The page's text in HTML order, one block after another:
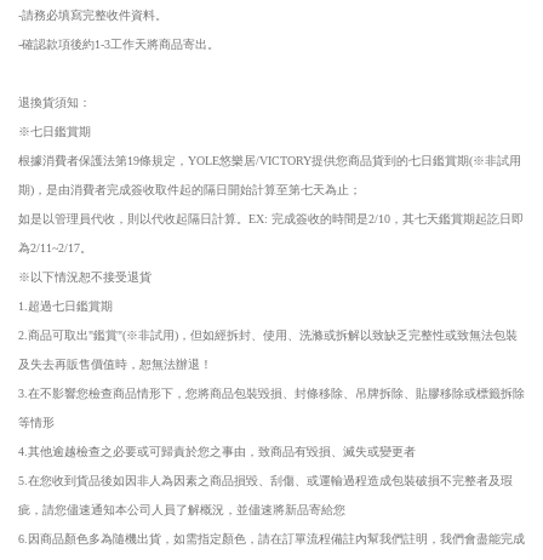
-請務必填寫完整收件資料。
-確認款項後約1-3工作天將商品寄出。
退換貨須知：
※七日鑑賞期
根據消費者保護法第19條規定，YOLE悠樂居/VICTORY提供您商品貨到的七日鑑賞期(※非試用
期)，是由消費者完成簽收取件起的隔日開始計算至第七天為止；
如是以管理員代收，則以代收起隔日計算。EX: 完成簽收的時間是2/10，其七天鑑賞期起訖日即
為2/11~2/17。
※以下情況恕不接受退貨
1.超過七日鑑賞期
2.商品可取出"鑑賞"(※非試用)，但如經拆封、使用、洗滌或拆解以致缺乏完整性或致無法包裝
及失去再販售價值時，恕無法辦退！
3.在不影響您檢查商品情形下，您將商品包裝毀損、封條移除、吊牌拆除、貼膠移除或標籤拆除
等情形
4.其他逾越檢查之必要或可歸責於您之事由，致商品有毀損、滅失或變更者
5.在您收到貨品後如因非人為因素之商品損毀、刮傷、或運輸過程造成包裝破損不完整者及瑕
疵，請您儘速通知本公司人員了解概況，並儘速將新品寄給您
6.因商品顏色多為隨機出貨，如需指定顏色，請在訂單流程備註內幫我們註明，我們會盡能完成